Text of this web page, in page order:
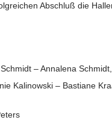
Abschluß die
– Annalena Schmidt,
Kalinowski – Bastiane